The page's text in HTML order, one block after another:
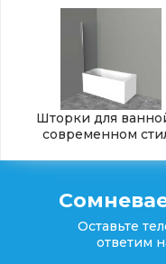
Шторки для
современном
Оставьте
ответим